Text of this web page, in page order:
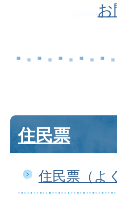
住民票
住民票（よ